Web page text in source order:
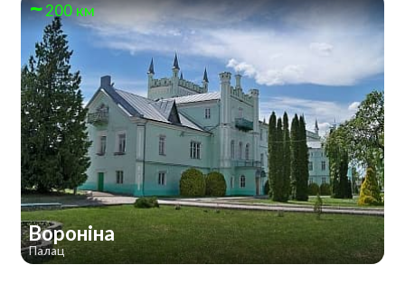
200 км
Вороніна
Палац